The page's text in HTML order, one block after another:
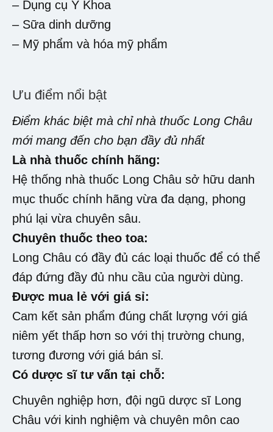
– Dụng cụ Y Khoa
– Sữa dinh dưỡng
– Mỹ phẩm và hóa mỹ phẩm
Ưu điểm nổi bật
Điểm khác biệt mà chỉ nhà thuốc Long Châu
mới mang đến cho bạn đầy đủ nhất
Là nhà thuốc chính hãng:
Hệ thống nhà thuốc Long Châu sở hữu danh
mục thuốc chính hãng vừa đa dạng, phong
phú lại vừa chuyên sâu.
Chuyên thuốc theo toa:
Long Châu có đầy đủ các loại thuốc để có thể
đáp đứng đầy đủ nhu cầu của người dùng.
Được mua lẻ với giá sỉ:
Cam kết sản phẩm đúng chất lượng với giá
niêm yết thấp hơn so với thị trường chung,
tương đương với giá bán sỉ.
Có dược sĩ tư vấn tại chỗ:
Chuyên nghiệp hơn, đội ngũ dược sĩ Long
Châu với kinh nghiệm và chuyên môn cao